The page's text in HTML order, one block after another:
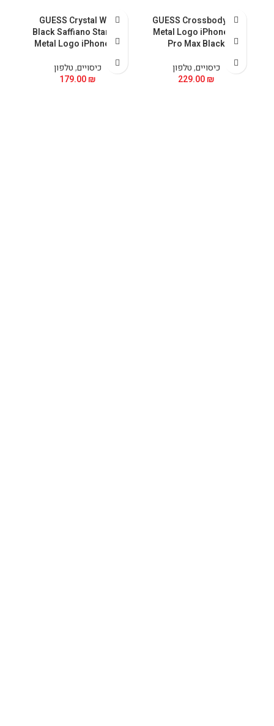
GUESS Crossbody PU
Metal Logo iPhone 15
Pro Max Black
כיסויים,טלפון
229.00₪
GUESS Crystal With
Black Saffiano Stand &
Metal Logo iPhone 15
כיסויים,טלפון
179.00₪